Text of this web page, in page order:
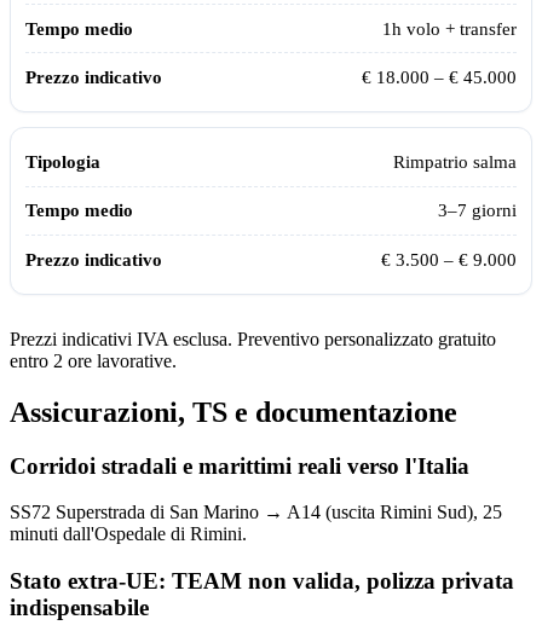
1h volo + transfer
€ 18.000 – € 45.000
Rimpatrio salma
3–7 giorni
€ 3.500 – € 9.000
Prezzi indicativi IVA esclusa. Preventivo personalizzato gratuito
entro 2 ore lavorative.
Assicurazioni, TS e documentazione
Corridoi stradali e marittimi reali verso l'Italia
SS72 Superstrada di San Marino → A14 (uscita Rimini Sud), 25
minuti dall'Ospedale di Rimini.
Stato extra-UE: TEAM non valida, polizza privata
indispensabile